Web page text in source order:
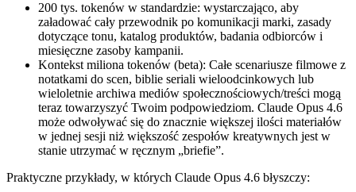
200 tys. tokenów w standardzie: wystarczająco, aby
załadować cały przewodnik po komunikacji marki, zasady
dotyczące tonu, katalog produktów, badania odbiorców i
miesięczne zasoby kampanii.
Kontekst miliona tokenów (beta): Całe scenariusze filmowe z
notatkami do scen, biblie seriali wieloodcinkowych lub
wieloletnie archiwa mediów społecznościowych/treści mogą
teraz towarzyszyć Twoim podpowiedziom. Claude Opus 4.6
może odwoływać się do znacznie większej ilości materiałów
w jednej sesji niż większość zespołów kreatywnych jest w
stanie utrzymać w ręcznym „briefie”.
Praktyczne przykłady, w których Claude Opus 4.6 błyszczy: